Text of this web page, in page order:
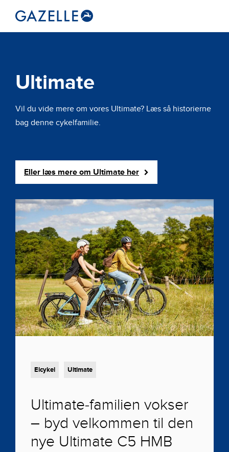
Ultimate
Vil du vide mere om vores Ultimate? Læs så historierne
bag denne cykelfamilie.
Eller læs mere om Ultimate her
Elcykel Ultimate
Ultimate-familien vokser
– byd velkommen til den
nye Ultimate C5 HMB